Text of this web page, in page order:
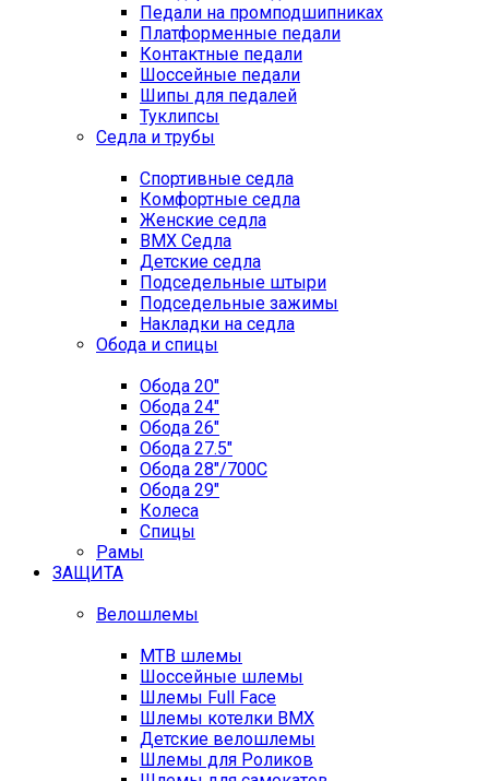
Педали на промподшипниках
Платформенные педали
Контактные педали
Шоссейные педали
Шипы для педалей
Туклипсы
Седла и трубы
Спортивные седла
Комфортные седла
Женские седла
BMX Седла
Детские седла
Подседельные штыри
Подседельные зажимы
Накладки на седла
Обода и спицы
Обода 20"
Обода 24"
Обода 26"
Обода 27.5"
Обода 28"/700C
Обода 29"
Колеса
Спицы
Рамы
ЗАЩИТА
Велошлемы
MTB шлемы
Шоссейные шлемы
Шлемы Full Face
Шлемы котелки BMX
Детские велошлемы
Шлемы для Роликов